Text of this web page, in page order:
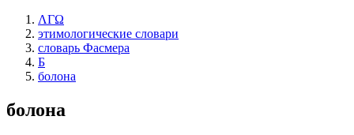
ΛΓΩ
этимологические словари
словарь Фасмера
Б
болона
болона